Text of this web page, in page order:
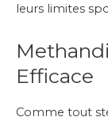
leurs limites
Efficace
Comme tout